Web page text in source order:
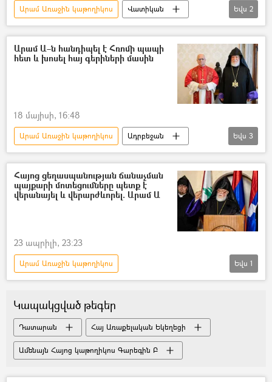
Արամ Առաջին կաթողիկոս
Վատիկան
արցախցի
գերի
Եվս 2
Արամ Ա–ն հանդիպել է Հռոմի պապի
հետ և խոսել հայ գերիների մասին
18 մայիսի, 16:48
Արամ Առաջին կաթողիկոս
Ադրբեջան
գերի
Արցախ Հռոմի պապ
Եվս 3
Հայոց ցեղասպանության ճանաչման
պայքարի մոտեցումները պետք է
վերանայել և վերարժևորել. Արամ Ա
23 ապրիլի, 23:23
Արամ Առաջին կաթողիկոս
Հայոց ցեղասպանություն
Եվս 1
Կապակցված թեգեր
Դատարան Հայ Առաքելական Եկեղեցի
Ամենայն Հայոց կաթողիկոս Գարեգին Բ